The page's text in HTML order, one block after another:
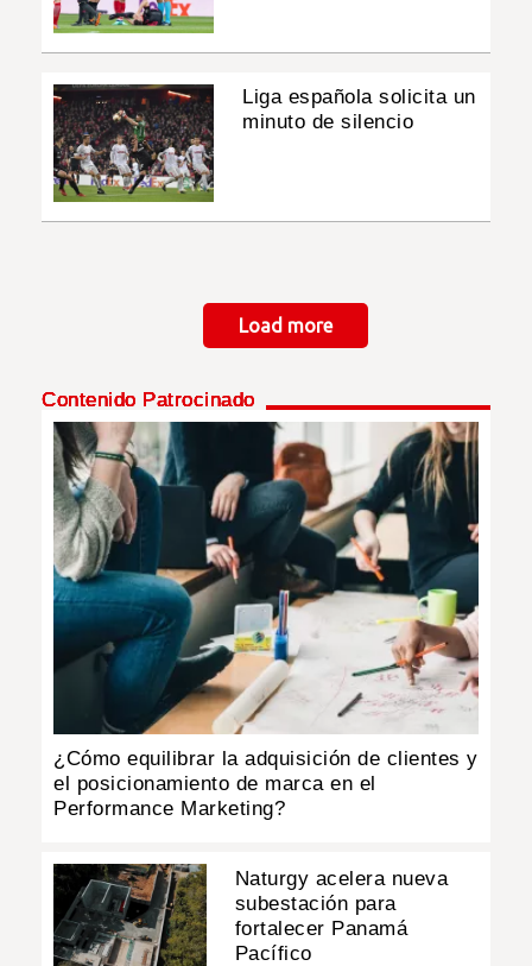
Liga española solicita un
minuto de silencio
Load more
Contenido Patrocinado
¿Cómo equilibrar la adquisición de clientes y
el posicionamiento de marca en el
Performance Marketing?
Naturgy acelera nueva
subestación para
fortalecer Panamá
Pacífico